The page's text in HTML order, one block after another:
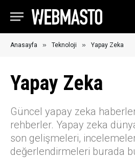
Anasayfa » Teknoloji » Yapay Zeka
Yapay Zeka
Güncel yapay zeka
rehberler. Yapay zeka
son gelişmeleri,
değerlendirmeleri burada